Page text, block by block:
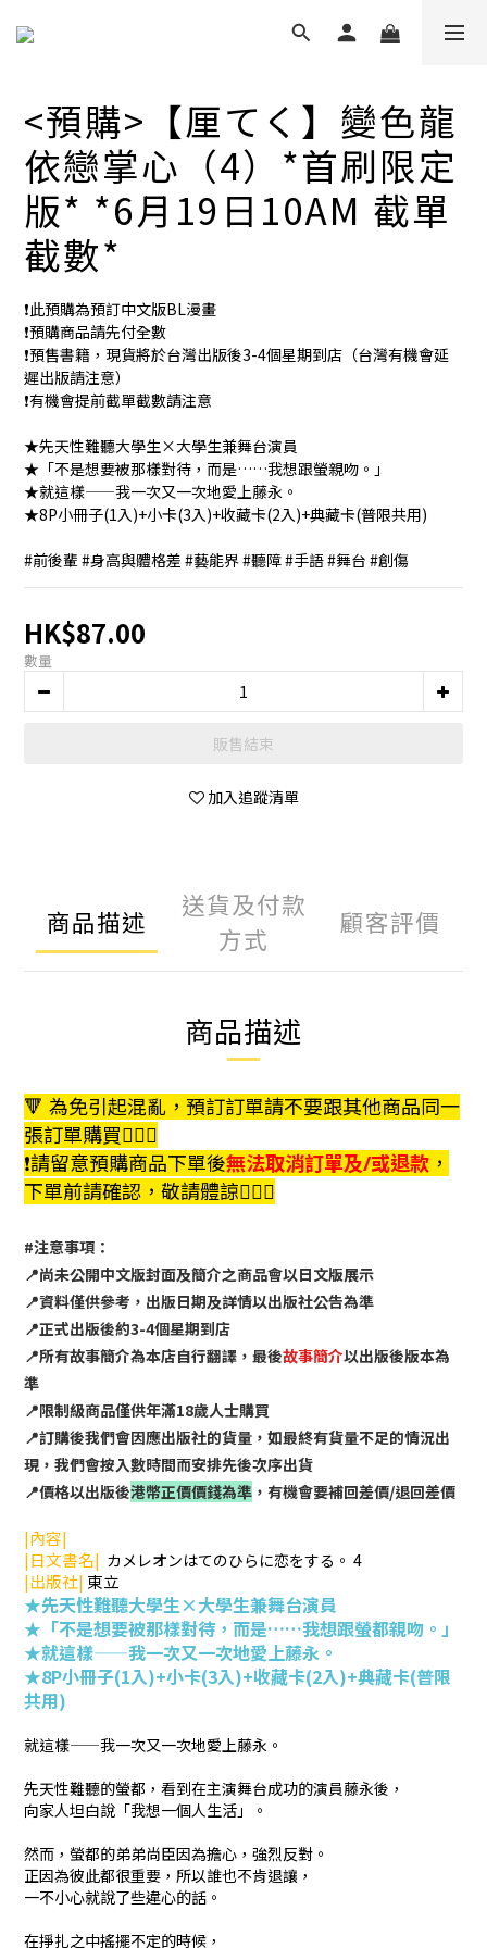
<預購>【厘てく】變色龍
依戀掌心（4）*首刷限定
版* *6月19日10AM 截單
截數*
❗️此預購為預訂中文版BL漫畫
❗️預購商品請先付全數
❗️預售書籍，現貨將於台灣出版後3-4個星期到店（台灣有機會延
遲出版請注意）
❗️有機會提前截單截數請注意
★先天性難聽大學生×大學生兼舞台演員
★「不是想要被那樣對待，而是……我想跟螢親吻。」
★就這樣——我一次又一次地愛上藤永。
★8P小冊子(1入)+小卡(3入)+收藏卡(2入)+典藏卡(普限共用)
#前後輩 #身高與體格差 #藝能界 #聽障 #手語 #舞台 #創傷
HK$87.00
數量
販售結束
加入追蹤清單
商品描述
送貨及付款
方式
顧客評價
商品描述
🔻 為免引起混亂，預訂訂單請不要跟其他商品同一
張訂單購買🙇🏻‍♀️
❗️請留意預購商品下單後無法取消訂單及/或退款 ，
下單前請確認，敬請體諒🙇🏻‍♀️
#注意事項：
📍尚未公開中文版封面及簡介之商品會以日文版展示
📍資料僅供參考，出版日期及詳情以出版社公告為準
📍正式出版後約3-4個星期到店
📍所有故事簡介為本店自行翻譯，最後故事簡介以出版後版本為
準
📍限制級商品僅供年滿18歲人士購買
📍訂購後我們會因應出版社的貨量，如最終有貨量不足的情況出
現，我們會按入數時間而安排先後次序出貨
📍價格以出版後港幣正價價錢為準 ，有機會要補回差價/退回差價
|內容|
|日文書名| カメレオンはてのひらに恋をする。 4
|出版社| 東立
★先天性難聽大學生×大學生兼舞台演員
★「不是想要被那樣對待，而是……我想跟螢都親吻。」
★就這樣——我一次又一次地愛上藤永。
★8P小冊子(1入)+小卡(3入)+收藏卡(2入)+典藏卡(普限
共用)
就這樣——我一次又一次地愛上藤永。
先天性難聽的螢都，看到在主演舞台成功的演員藤永後，
向家人坦白說「我想一個人生活」。
然而，螢都的弟弟尚臣因為擔心，強烈反對。
正因為彼此都很重要，所以誰也不肯退讓，
一不小心就說了些違心的話。
在掙扎之中搖擺不定的時候，